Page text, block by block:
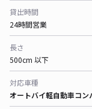
貸出時間
24時間営業
長さ
500cm 以下
対応車種
オートバイ軽自動車コン